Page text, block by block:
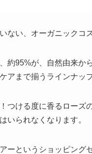
ない、オーガニックコ
約95%が、自然由来か
アまで揃うラインナップ
つける度に香るロー
いられなくなります。
ーというショッピング